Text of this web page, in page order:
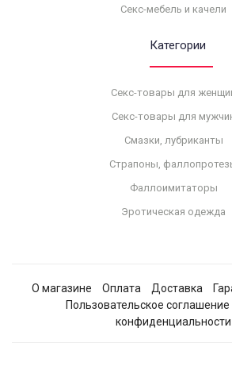
Секс-мебель и качели
Категории
Секс-товары для
Секс-товары для
Смазки, лубриканты
Страпоны,
Фаллоимитаторы
Эротическая одежда
О магазине Оплата Доставка
Пользовательское соглашение
конфиденциальности